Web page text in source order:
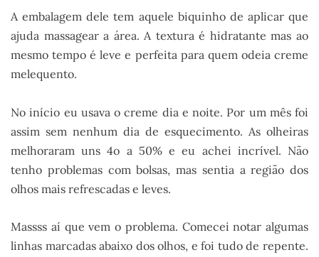
A embalagem dele tem aquele biquinho de aplicar que
ajuda massagear a área. A textura é hidratante mas ao
mesmo tempo é leve e perfeita para quem odeia creme
melequento.
No início eu usava o creme dia e noite. Por um mês foi
assim sem nenhum dia de esquecimento. As olheiras
melhoraram uns 4o a 50% e eu achei incrível. Não
tenho problemas com bolsas, mas sentia a região dos
olhos mais refrescadas e leves.
Massss aí que vem o problema. Comecei notar algumas
linhas marcadas abaixo dos olhos, e foi tudo de repente.